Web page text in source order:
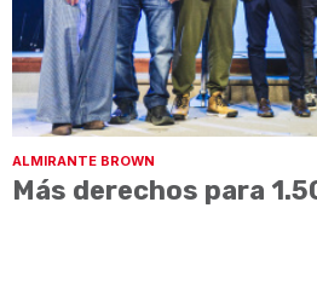
ALMIRANTE BROWN
Más derechos para